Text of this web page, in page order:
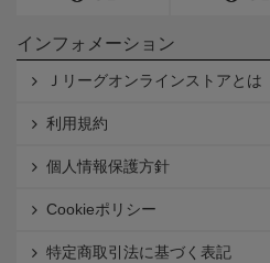
インフォメーション
Ｊリーグオンラインストアとは
利用規約
個人情報保護方針
Cookieポリシー
特定商取引法に基づく表記